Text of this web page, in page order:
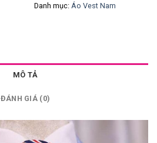
Danh mục: Áo Vest Nam
MÔ TẢ
ĐÁNH GIÁ (0)